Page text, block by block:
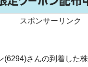
スポンサーリンク
(6294)さんの到着した